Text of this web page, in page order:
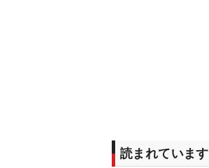
読まれています